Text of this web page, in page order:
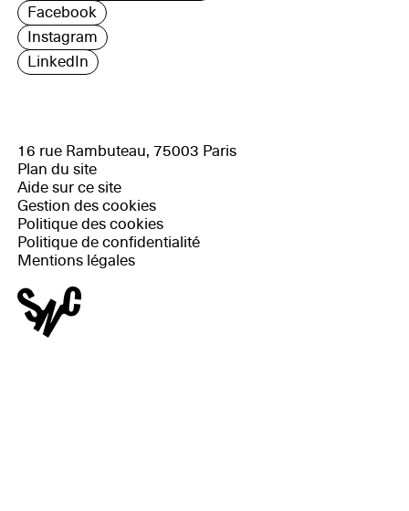
Facebook
Instagram
LinkedIn
16 rue Rambuteau, 75003 Paris
Plan du site
Aide sur ce site
Gestion des cookies
Politique des cookies
Politique de confidentialité
Mentions légales